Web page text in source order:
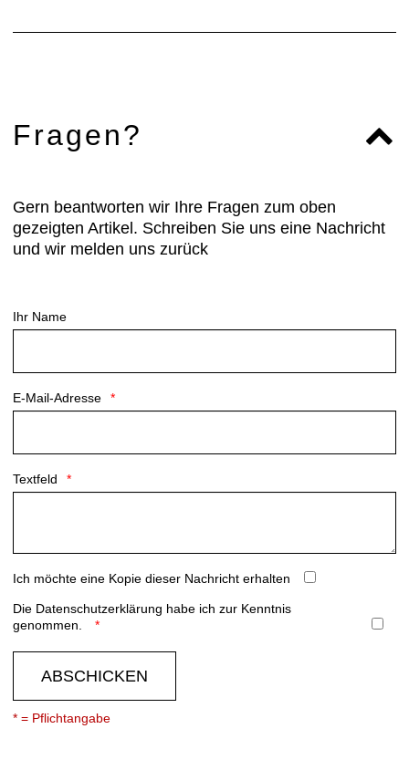
Fragen?
Gern beantworten wir Ihre Fragen zum oben
gezeigten Artikel. Schreiben Sie uns eine Nachricht
und wir melden uns zurück
Ihr Name
E-Mail-Adresse
Textfeld
Ich möchte eine Kopie dieser Nachricht erhalten
Die Datenschutzerklärung habe ich zur Kenntnis
genommen.
ABSCHICKEN
* = Pflichtangabe